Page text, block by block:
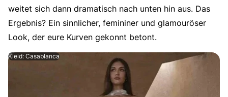
weitet sich dann dramatisch nach unten hin aus. Das
Ergebnis? Ein sinnlicher, femininer und glamouröser
Look, der eure Kurven gekonnt betont.
Kleid: Casablanca